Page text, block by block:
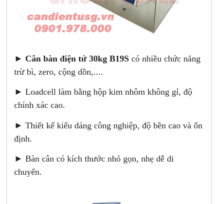
► Cân bàn điện tử 30kg B19S có nhiều chức năng
trừ bì, zero, cộng dồn,....
► Loadcell làm bằng hộp kim nhôm không gỉ, độ
chính xác cao.
► Thiết kế kiểu dáng công nghiệp, độ bền cao và ổn
định.
► Bàn cân có kích thước nhỏ gọn, nhẹ dễ di
chuyển.